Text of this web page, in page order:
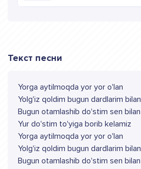
Текст песни
Yorga aytilmoqda yor yor o'lan
Yolg'iz qoldim bugun dardlarim bilan
Bugun otamlashib do'stim sen bilan
Yur do'stim to'yiga borib kelamiz
Yorga aytilmoqda yor yor o'lan
Yolg'iz qoldim bugun dardlarim bilan
Bugun otamlashib do'stim sen bilan